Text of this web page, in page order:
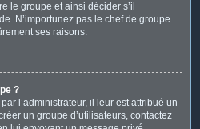
le groupe et ainsi décider s’il
N’importunez pas le chef de groupe
ses raisons.
?
l’administrateur, il leur est attribué un
un groupe d’utilisateurs, contactez